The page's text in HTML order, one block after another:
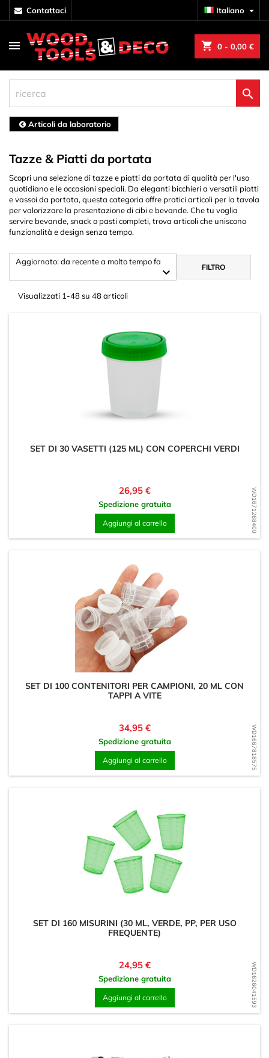
contattaci Italiano 
shopping_cart 0 - 0,00 €

Articoli da laboratorio
Tazze & Piatti da portata
Scopri una selezione di tazze e piatti da portata di qualità per l'uso
quotidiano e le occasioni speciali. Da eleganti bicchieri a versatili piatti
e vassoi da portata, questa categoria offre pratici articoli per la tavola
per valorizzare la presentazione di cibi e bevande. Che tu voglia
servire bevande, snack o pasti completi, trova articoli che uniscono
funzionalità e design senza tempo.
Aggiornato: da recente a molto tempo fa
 FILTRO
Visualizzati 1-48 su 48 articoli
WD1671268400
SET DI 30 VASETTI (125 ML) CON COPERCHI VERDI
Prezzo
26,95 €
Spedizione gratuita
Aggiungi al carrello
WD1667818575
SET DI 100 CONTENITORI PER CAMPIONI, 20 ML CON
TAPPI A VITE
Prezzo
34,95 €
Spedizione gratuita
Aggiungi al carrello
WD1626041593
SET DI 160 MISURINI (30 ML, VERDE, PP, PER USO
FREQUENTE)
Prezzo
24,95 €
Spedizione gratuita
Aggiungi al carrello